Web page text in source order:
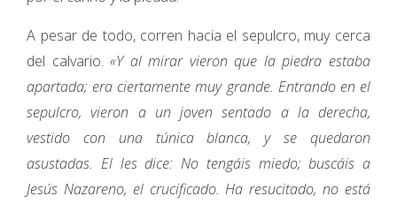
A pesar de todo, corren hacia el sepulcro, muy cerca
del calvario.«Y al mirar vieron que la piedra estaba
apartada; era ciertamente muy grande. Entrando en el
sepulcro, vieron a un joven sentado a la derecha,
vestido con una túnica blanca, y se quedaron
asustadas. El les dice: No tengáis miedo; buscáis a
Jesús Nazareno, el crucificado. Ha resucitado, no está